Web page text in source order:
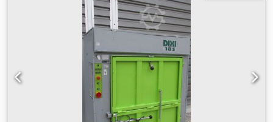
Priključak: 400V/50Hz Pogonska snaga: 4 kW Nazivna struja:
8,5A Uvez: 4-struki okomito Vertikalni kapacitet: 4 - 8
bala/sat Težina stroja: 940 kg Godina 2001-2005